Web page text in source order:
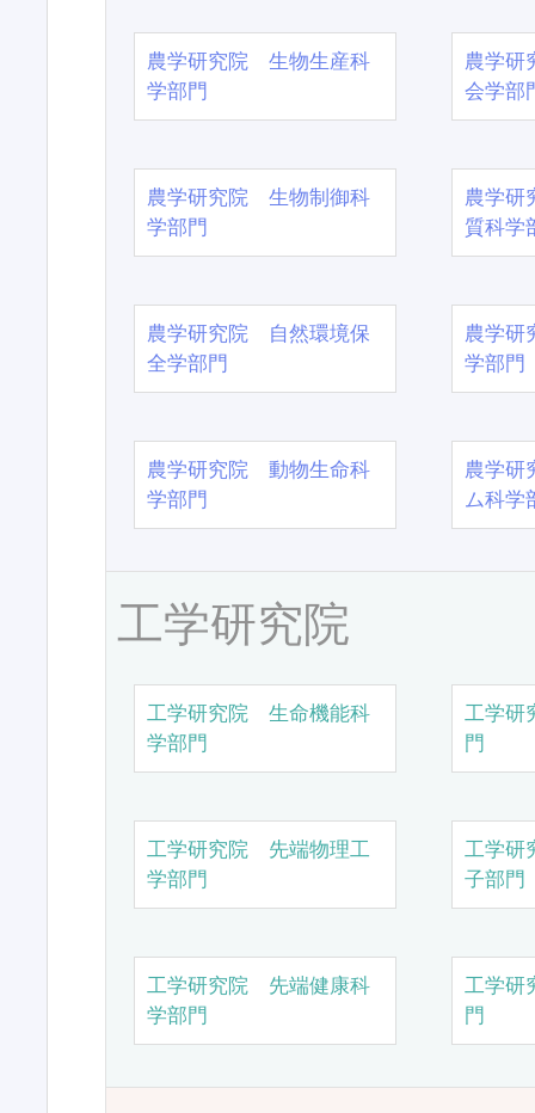
農学研究院 生物生産科
学部門
農学
会学部
農学研究院 生物制御科
学部門
農学
質科学
農学研究院 自然環境保
全学部門
農学
学部門
農学研究院 動物生命科
学部門
農学
ム科学
工学研究院
工学研究院 生命機能科
学部門
工学研
門
工学研究院 先端物理工
学部門
工学研
子部門
工学研究院 先端健康科
学部門
工学研
門